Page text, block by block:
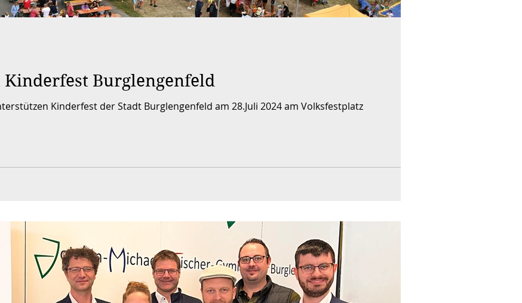
Burglengenfeld
Kinderfest der Stadt Burglengenfeld am 28.Juli 2024 am Volksfestplatz